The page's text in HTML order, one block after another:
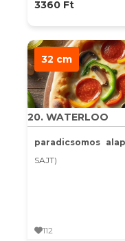
3360 Ft
32 cm
20. WATERLOO
paradicsomos alap
SAJT)
112